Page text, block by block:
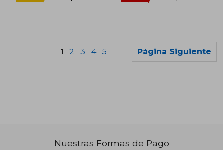
1 2 3 4 5 Página Siguiente
Nuestras Formas de Pago